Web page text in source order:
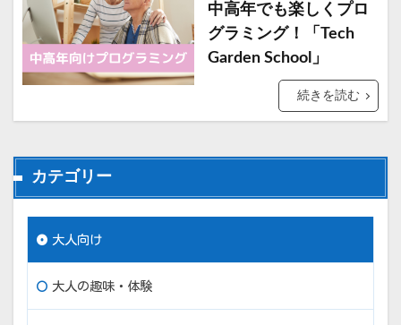
中高年でも楽しくプロ
グラミング！「Tech
Garden School」
続きを読む
カテゴリー
大人向け
大人の趣味・体験